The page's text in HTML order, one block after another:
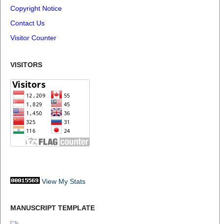
Copyright Notice
Contact Us
Visitor Counter
VISITORS
View My Stats
MANUSCRIPT TEMPLATE